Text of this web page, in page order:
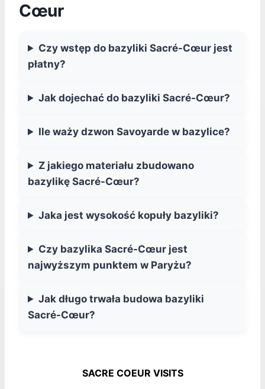
Cœur
Czy wstęp do bazyliki Sacré-Cœur jest
płatny?
Jak dojechać do bazyliki Sacré-Cœur?
Ile waży dzwon Savoyarde w bazylice?
Z jakiego materiału zbudowano
bazylikę Sacré-Cœur?
Jaka jest wysokość kopuły bazyliki?
Czy bazylika Sacré-Cœur jest
najwyższym punktem w Paryżu?
Jak długo trwała budowa bazyliki
Sacré-Cœur?
SACRE COEUR VISITS